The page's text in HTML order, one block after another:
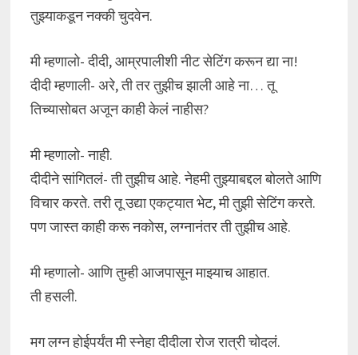
तुझ्याकडून नक्की चुदवेन.
मी म्हणालो- दीदी, आम्रपालीशी नीट सेटिंग करून द्या ना!
दीदी म्हणाली- अरे, ती तर तुझीच झाली आहे ना… तू
तिच्यासोबत अजून काही केलं नाहीस?
मी म्हणालो- नाही.
दीदीने सांगितलं- ती तुझीच आहे. नेहमी तुझ्याबद्दल बोलते आणि
विचार करते. तरी तू उद्या एकट्यात भेट, मी तुझी सेटिंग करते.
पण जास्त काही करू नकोस, लग्नानंतर ती तुझीच आहे.
मी म्हणालो- आणि तुम्ही आजपासून माझ्याच आहात.
ती हसली.
मग लग्न होईपर्यंत मी स्नेहा दीदीला रोज रात्री चोदलं.